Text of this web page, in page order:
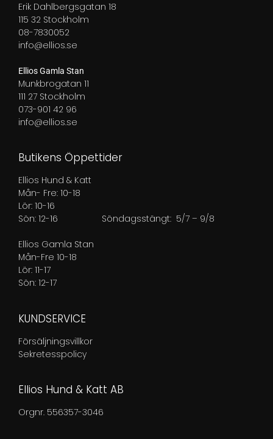
Erik Dahlbergsgatan 18
115 32 Stockholm
08-7830052
info@ellios.se
Ellios Gamla Stan
Munkbrogatan 11
111 27 Stockholm
073-901 42 96
info@ellios.se
Butikens Öppettider
Ellios Hund & Katt
Mån- Fre: 10-18
Lör: 10-16
Sön: 12-16 Söndagsstängt: 5/7 – 9/8
Ellios Gamla Stan
Mån-Fre 10-18
Lör: 11-17
Sön: 12-17
KUNDSERVICE
Försäljningsvillkor
Sekretesspolicy
Ellios Hund & Katt AB
Orgnr. 556357-3046